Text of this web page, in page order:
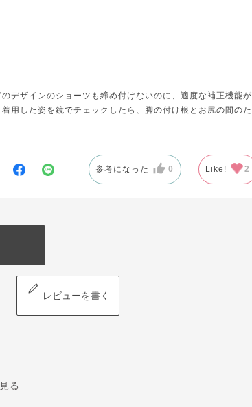
デザインのショーツも締め付けないのに、適度な補正機能が
用した姿を鏡でチェックしたら、脚の付け根とお尻の間のた
参考になった 0 Like! 2
レビューを書く
る